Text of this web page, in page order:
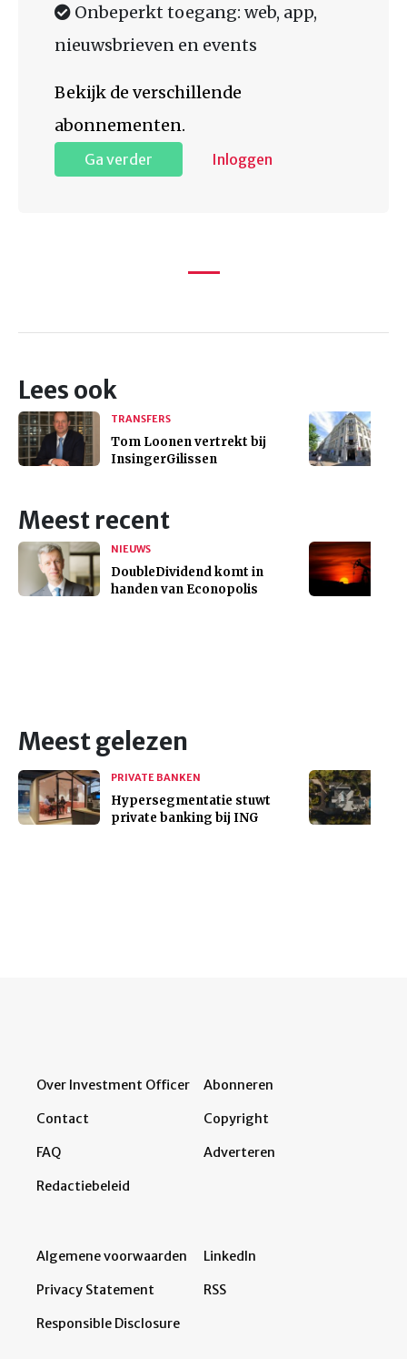
Onbeperkt toegang: web, app,
nieuwsbrieven en events
Bekijk de verschillende
abonnementen.
Ga verder Inloggen
Lees ook
TRANSFERS
Tom Loonen vertrekt bij
InsingerGilissen
Meest recent
NIEUWS
DoubleDividend komt in
handen van Econopolis
Meest gelezen
PRIVATE BANKEN
Hypersegmentatie stuwt
private banking bij ING
Over Investment Officer
Contact
FAQ
Redactiebeleid
Abonneren
Copyright
Adverteren
Algemene voorwaarden
Privacy Statement
Responsible Disclosure
LinkedIn
RSS